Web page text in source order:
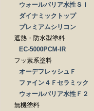
ウォールバリア水性ＳＩ
ダイナミックトップ
プレミアムシリコン
遮熱・防水型塗料
EC-5000PCM-IR
フッ素系塗料
オーデフレッシュＦ
ファイン４Ｆセラミック
ウォールバリア水性Ｆ２
無機塗料